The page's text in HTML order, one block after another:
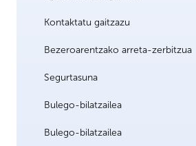
Kontaktatu gaitzazu
Bezeroarentzako arreta-zerbitzua
Segurtasuna
Bulego-bilatzailea
Bulego-bilatzailea